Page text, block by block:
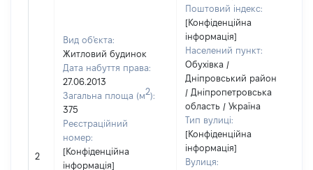
2
Вид об'єкта:
Житловий будинок
Дата набуття права:
27.06.2013
Загальна площа (м2):
375
Реєстраційний
номер:
[Конфіденційна
інформація]
Поштовий індекс:
[Конфіденційна
інформація]
Населений пункт:
Обухівка /
Дніпровський район
/ Дніпропетровська
область / Україна
Тип вулиці:
[Конфіденційна
інформація]
Вулиця: